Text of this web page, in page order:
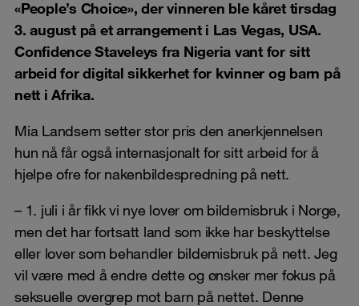
«People’s Choice», der vinneren ble kåret tirsdag
3. august på et arrangement i Las Vegas, USA.
Confidence Staveleys fra Nigeria vant for sitt
arbeid for digital sikkerhet for kvinner og barn på
nett i Afrika.
Mia Landsem setter stor pris den anerkjennelsen
hun nå får også internasjonalt for sitt arbeid for å
hjelpe ofre for nakenbildespredning på nett.
– 1. juli i år fikk vi nye lover om bildemisbruk i Norge,
men det har fortsatt land som ikke har beskyttelse
eller lover som behandler bildemisbruk på nett. Jeg
vil være med å endre dette og ønsker mer fokus på
seksuelle overgrep mot barn på nettet. Denne